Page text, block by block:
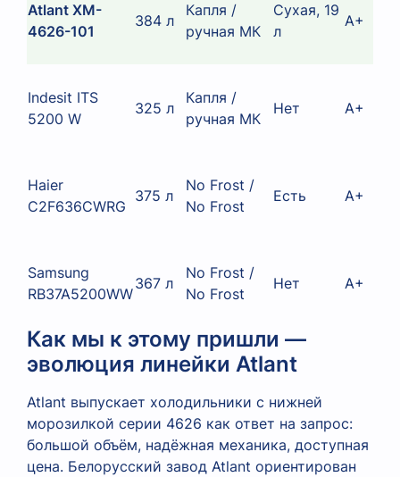
Atlant XM-
4626-101
384 л
Капля /
ручная МК
Сухая, 19
л
A+
Indesit ITS
5200 W
325 л
Капля /
ручная МК
Нет A+
Haier
C2F636CWRG
375 л
No Frost /
No Frost
Есть A+
Samsung
RB37A5200WW
367 л
No Frost /
No Frost
Нет A+
Как мы к этому пришли —
эволюция линейки Atlant
Atlant выпускает холодильники с нижней
морозилкой серии 4626 как ответ на запрос:
большой объём, надёжная механика, доступная
цена. Белорусский завод Atlant ориентирован